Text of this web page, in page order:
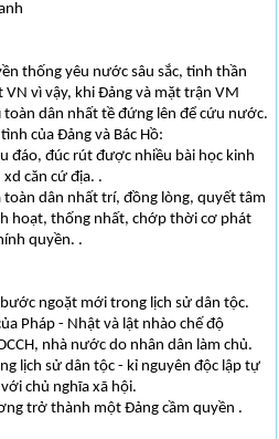
thống yêu nước sâu sắc, tinh thần
vì vậy, khi Đảng và mặt trận VM
dân nhất tề đứng lên để cứu nước.
của Đảng và Bác Hồ:
đáo, đúc rút được nhiều bài học kinh
căn cứ địa. .
toàn dân nhất trí, đồng lòng, quyết tâm
hoạt, thống nhất, chớp thời cơ phát
quyền. .
ngoặt mới trong lịch sử dân tộc.
Pháp - Nhật và lật nhào chế độ
nhà nước do nhân dân làm chủ.
lịch sử dân tộc - kỉ nguyên độc lập tự
chủ nghĩa xã hội.
trở thành một Đảng cầm quyền .